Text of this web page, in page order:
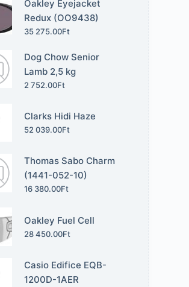
Oakley Eyejacket
Redux (OO9438)
35 275.00Ft
Dog Chow Senior
Lamb 2,5 kg
2 752.00Ft
Clarks Hidi Haze
52 039.00Ft
Thomas Sabo Charm
(1441-052-10)
16 380.00Ft
Oakley Fuel Cell
28 450.00Ft
Casio Edifice EQB-
1200D-1AER